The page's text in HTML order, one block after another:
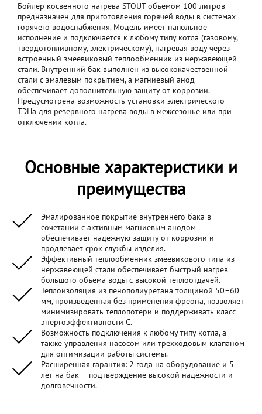
Бойлер косвенного нагрева STOUT объемом 100 литров
предназначен для приготовления горячей воды в системах
горячего водоснабжения. Модель имеет напольное
исполнение и подключается к любому типу котла (газовому,
твердотопливному, электрическому), нагревая воду через
встроенный змеевиковый теплообменник из нержавеющей
стали. Внутренний бак выполнен из высококачественной
стали с эмалевым покрытием, а магниевый анод
обеспечивает дополнительную защиту от коррозии.
Предусмотрена возможность установки электрического
ТЭНа для резервного нагрева воды в межсезонье или при
отключении котла.
Основные характеристики и
преимущества
Эмалированное покрытие внутреннего бака в
сочетании с активным магниевым анодом
обеспечивает надежную защиту от коррозии и
продлевает срок службы изделия.
Эффективный теплообменник змеевикового типа из
нержавеющей стали обеспечивает быстрый нагрев
большого объема воды с высокой теплоотдачей.
Теплоизоляция из пенополиуретана толщиной 50–60
мм, произведенная без применения фреона, позволяет
минимизировать теплопотери и поддерживать класс
энергоэффективности C.
Возможность подключения к любому типу котла, а
также управления насосом или трехходовым клапаном
для оптимизации работы системы.
Расширенная гарантия: 2 года на оборудование и 5
лет на бак — подтверждение высокой надежности и
долговечности.